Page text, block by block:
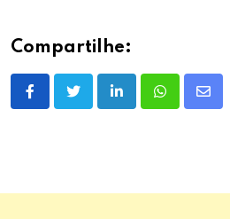
Compartilhe:
LinkedInWhatsappShare